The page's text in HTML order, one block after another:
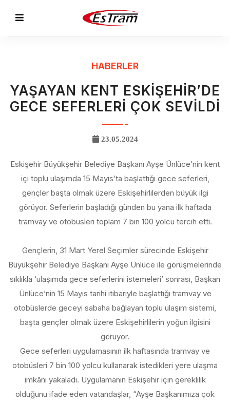
HABERLER
YAŞAYAN KENT ESKİŞEHİR’DE
GECE SEFERLERİ ÇOK SEVİLDİ
23.05.2024
Eskişehir Büyükşehir Belediye Başkanı Ayşe Ünlüce’nin kent
içi toplu ulaşımda 15 Mayıs’ta başlattığı gece seferleri,
gençler başta olmak üzere Eskişehirlilerden büyük ilgi
görüyor. Seferlerin başladığı günden bu yana ilk haftada
tramvay ve otobüsleri toplam 7 bin 100 yolcu tercih etti.
Gençlerin, 31 Mart Yerel Seçimler sürecinde Eskişehir
Büyükşehir Belediye Başkanı Ayşe Ünlüce ile görüşmelerinde
sıklıkla ‘ulaşımda gece seferlerini istemeleri’ sonrası, Başkan
Ünlüce’nin 15 Mayıs tarihi itibariyle başlattığı tramvay ve
otobüslerde geceyi sabaha bağlayan toplu ulaşım sistemi,
başta gençler olmak üzere Eskişehirlilerin yoğun ilgisini
görüyor.
Gece seferleri uygulamasının ilk haftasında tramvay ve
otobüsleri 7 bin 100 yolcu kullanarak istedikleri yere ulaşma
imkânı yakaladı. Uygulamanın Eskişehir için gereklilik
olduğunu ifade eden vatandaşlar, “Ayşe Başkanımıza çok